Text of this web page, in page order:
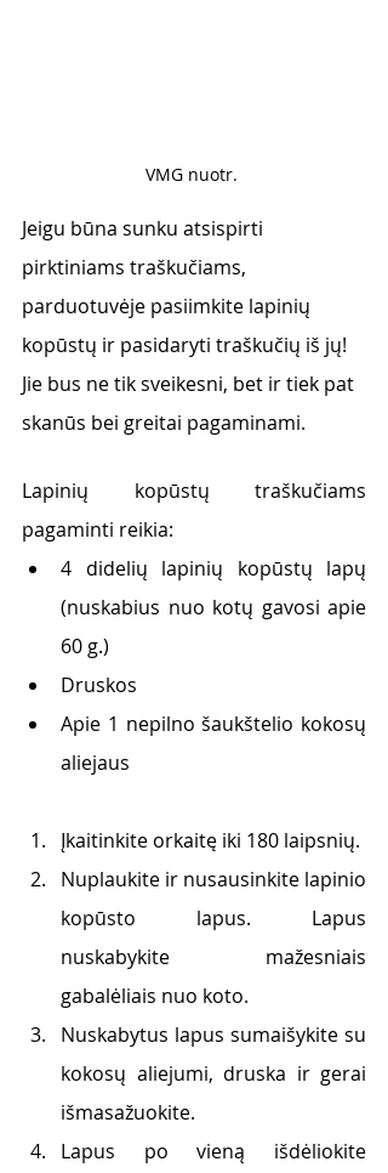
VMG nuotr.
Jeigu būna sunku atsispirti
pirktiniams traškučiams,
parduotuvėje pasiimkite lapinių
kopūstų ir pasidaryti traškučių iš jų!
Jie bus ne tik sveikesni, bet ir tiek pat
skanūs bei greitai pagaminami.
Lapinių kopūstų traškučiams
pagaminti reikia:
4 didelių lapinių kopūstų lapų
(nuskabius nuo kotų gavosi apie
60 g.)
Druskos
Apie 1 nepilno šaukštelio kokosų
aliejaus
Įkaitinkite orkaitę iki 180 laipsnių.
Nuplaukite ir nusausinkite lapinio
kopūsto lapus. Lapus
nuskabykite mažesniais
gabalėliais nuo koto.
Nuskabytus lapus sumaišykite su
kokosų aliejumi, druska ir gerai
išmasažuokite.
Lapus po vieną išdėliokite